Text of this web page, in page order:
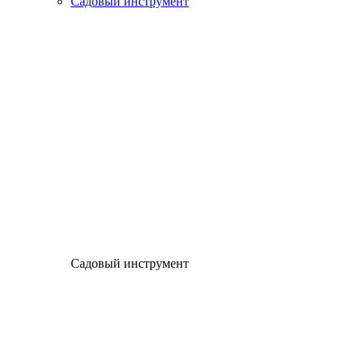
Садовый инструмент